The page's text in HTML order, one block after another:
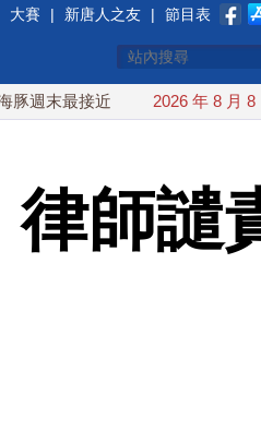
大賽 | 新唐人之友 | 節目表
接近台灣 最快9日可能登陸中國
2026 年 8 月
律師譴